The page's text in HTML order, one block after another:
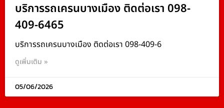
บริการรถเครนบางเมือง ติดต่อเรา 098-
409-6465
บริการรถเครนบางเมือง ติดต่อเรา 098-409-6
ดูเพิ่มเติม »
05/06/2026